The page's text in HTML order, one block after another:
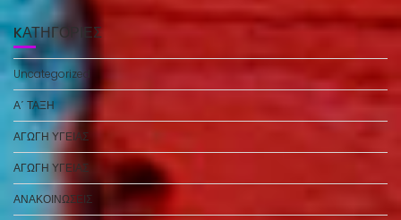
KΑΤΗΓΟΡΊΕΣ
Uncategorized
Α΄ ΤΑΞΗ
ΑΓΩΓΗ ΥΓΕΙΑΣ
ΑΓΩΓΗ ΥΓΕΙΑΣ
ΑΝΑΚΟΙΝΩΣΕΙΣ